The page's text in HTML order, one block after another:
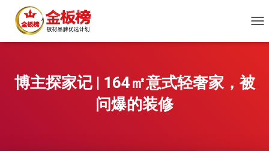
换
博主探家记 | 164㎡意式轻奢家，被
问爆的装修